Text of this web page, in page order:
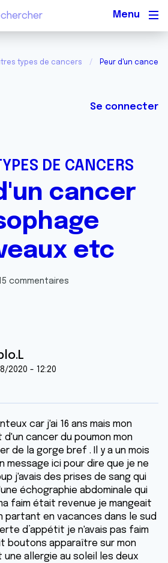
types de cancers Peur d'un cancer
Se connecter
DE CANCERS
cancer
etc
15 commentaires
2020 - 12:20
car j'ai 16 ans mais mon
cancer du poumon mon
de la gorge bref . Il y a un mois
message ici pour dire que je ne
j'avais des prises de sang qui
échographie abdominale qui
faim était revenue je mangeait
partant en vacances dans le sud
d’appétit je n'avais pas faim
boutons apparaître sur mon
allergie au soleil les deux